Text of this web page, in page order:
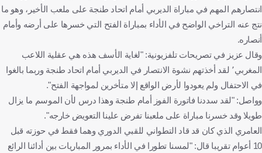
انتصارهم المهم في مباراة الديربي أمام اتحاد طنجة على ملعب الأخير، وهو ما
نتج عنه التراخي الواضح في الأداء بمباراة الفتح التي خسرها على أرضه وأمام
أنصاره.
وقال عزيز في تصريحات تلفزيونية: "لغاية الأسف هذه هي عقلية اللاعب
المغربي٬ لقد أخذتهم نشوة الانتصار في الديربي أمام اتحاد طنجة وربما بالغوا
في الاحتفال ولم يعودوا لأرض الواقع إلا متأخرين لمواجهة الفتح".
وواصل: "لقد سددنا فاتورة الفوز أمام طنجة وهذا درس لأن الموسم ما يزال
طويلا وقد خسرنا مباراة على ملعبنا تفرض علينا التعويض خارجه".
العامري الذي كان قد قاد التطواني للقبي الدوري وهما فقط في حوزته قبل
10 أعوام تقريبا قال: "لمسنا تطورا في الأداء بمرور المباريات بين أدائنا الرائع